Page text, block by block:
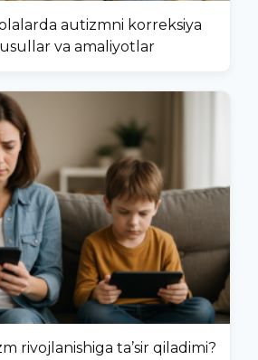
autizmni korreksiya
va amaliyotlar
rivojlanishiga ta’sir qiladimi?